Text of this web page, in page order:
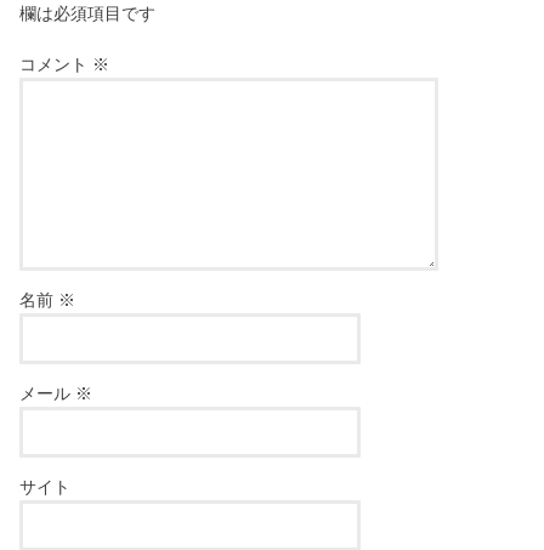
欄は必須項目です
コメント ※
名前 ※
メール ※
サイト